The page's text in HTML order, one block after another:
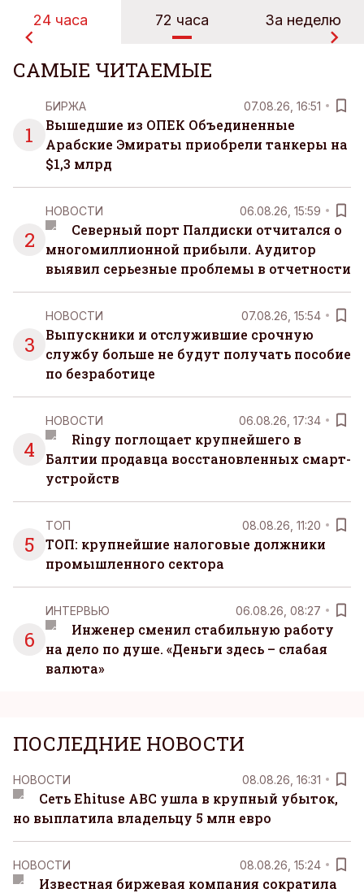
24 часа 72 часа За неделю
САМЫЕ ЧИТАЕМЫЕ
1
БИРЖА 07.08.26, 16:51
Вышедшие из ОПЕК Объединенные
Арабские Эмираты приобрели танкеры на
$1,3 млрд
2
НОВОСТИ 06.08.26, 15:59
Северный порт Палдиски отчитался о
многомиллионной прибыли. Аудитор
выявил серьезные проблемы в отчетности
3
НОВОСТИ 07.08.26, 15:54
Выпускники и отслужившие срочную
службу больше не будут получать пособие
по безработице
4
НОВОСТИ 06.08.26, 17:34
Ringy поглощает крупнейшего в
Балтии продавца восстановленных смарт-
устройств
5
ТОП 08.08.26, 11:20
ТОП: крупнейшие налоговые должники
промышленного сектора
6
ИНТЕРВЬЮ 06.08.26, 08:27
Инженер сменил стабильную работу
на дело по душе. «Деньги здесь – слабая
валюта»
ПОСЛЕДНИЕ НОВОСТИ
НОВОСТИ 08.08.26, 16:31
Сеть Ehituse ABC ушла в крупный убыток,
но выплатила владельцу 5 млн евро
НОВОСТИ 08.08.26, 15:24
Известная биржевая компания сократила